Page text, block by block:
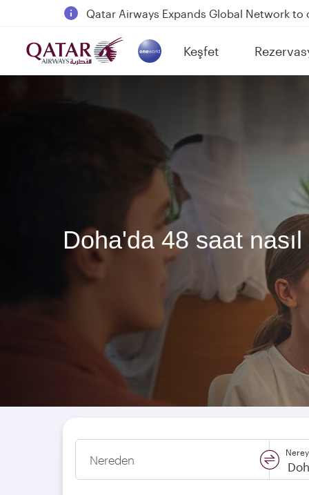
18 June 2026: Updates on Travelling with
6 August 2026: Qatar Airways flight
Qatar Airways Expands Global Network to
Keşfet
(active)
Doha'da 48 saat
Nereden